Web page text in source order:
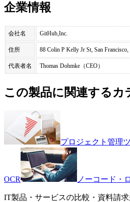
企業情報
会社名 GitHub,Inc.
住所 88 Colin P Kelly Jr St, San
代表者名 Thomas Dohmke（CEO）
この製品に関連するカ
プロジェクト管理
OCR ノーコード・
IT製品・サービスの比較・資料請